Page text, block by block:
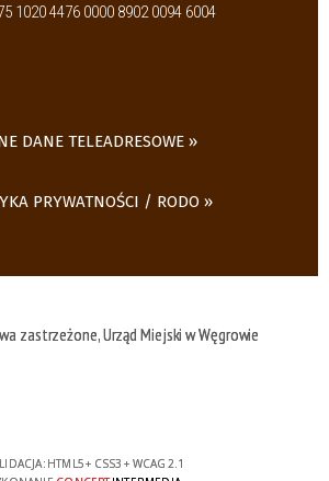
1020 4476 0000 8902 0094 6004
DANE TELEADRESOWE
PRYWATNOŚCI / RODO
zastrzeżone, Urząd Miejski w Węgrowie
HTML5+ CSS3 + WCAG 2.1